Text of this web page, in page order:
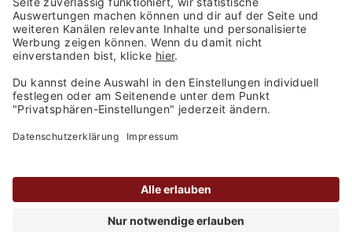
Versand
Finden Sie uns auf:
Großhandel GmbH